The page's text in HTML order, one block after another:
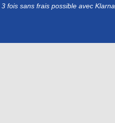
fois sans frais possible avec Klarna